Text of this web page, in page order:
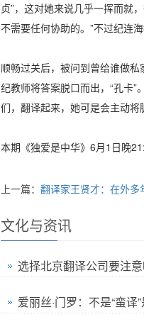
贞”，这对她来说几乎一挥而就
不需要任何协助的。”不过纪连
顺畅过关后，被问到曾给谁做
纪教师将答案脱口而出，“孔卡
们，翻译起来，她可是会主动将
本期《独爱是中华》6月1日晚
上一篇： 翻译家王贤才：在外
文化与资讯
选择北京翻译公司要注意
爱丽丝·门罗：不是“蛮译”